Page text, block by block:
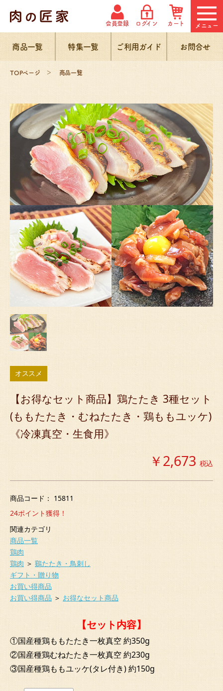
会員登録 ログイン カート メニュー
商品一覧 特集一覧 ご利用ガイド お問合せ
TOPページ 商品一覧
オススメ
【お得なセット商品】鶏たたき 3種セット
(ももたたき・むねたたき・鶏ももユッケ)
《冷凍真空・生食用》
￥2,673 税込
商品コード： 15811
24ポイント獲得！
関連カテゴリ
商品一覧
鶏肉
鶏肉 ＞ 鷄たたき・鳥刺し
ギフト・贈り物
お買い得商品
お買い得商品 ＞ お得なセット商品
【セット内容】
①国産種鶏ももたたき一枚真空 約350g
②国産種鶏むねたたき一枚真空 約230g
③国産種鶏ももユッケ(タレ付き) 約150g